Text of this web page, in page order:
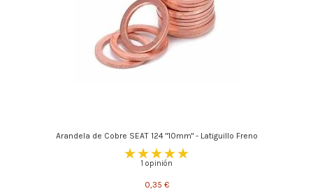
Arandela de Cobre SEAT 124 "10mm" - Latiguillo Freno
1 opinión
0,35 €